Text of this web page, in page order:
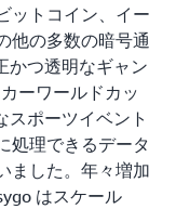
ットコイン、イー
他の多数の暗号通
かつ透明なギャン
ーワールドカッ
スポーツイベント
処理できるデータ
ました。年々増加
はスケール